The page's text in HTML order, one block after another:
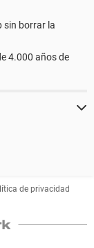
sin borrar la
4.000 años de
de privacidad